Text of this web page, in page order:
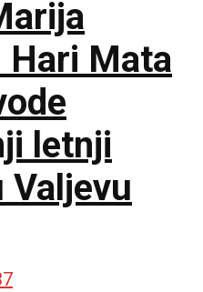
Mata
letnji
Valjevu